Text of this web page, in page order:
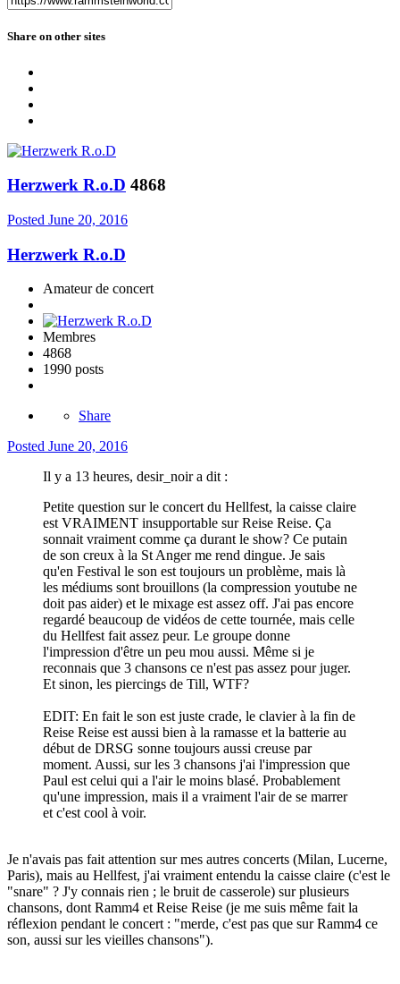
Share on other sites
Herzwerk R.o.D 4868
Posted June 20, 2016
Herzwerk R.o.D
Amateur de concert
Membres
4868
1990 posts
Share
Posted June 20, 2016
Il y a 13 heures, desir_noir a dit :
Petite question sur le concert du Hellfest, la caisse claire
est VRAIMENT insupportable sur Reise Reise. Ça
sonnait vraiment comme ça durant le show? Ce putain
de son creux à la St Anger me rend dingue. Je sais
qu'en Festival le son est toujours un problème, mais là
les médiums sont brouillons (la compression youtube ne
doit pas aider) et le mixage est assez off. J'ai pas encore
regardé beaucoup de vidéos de cette tournée, mais celle
du Hellfest fait assez peur. Le groupe donne
l'impression d'être un peu mou aussi. Même si je
reconnais que 3 chansons ce n'est pas assez pour juger.
Et sinon, les piercings de Till, WTF?
EDIT: En fait le son est juste crade, le clavier à la fin de
Reise Reise est aussi bien à la ramasse et la batterie au
début de DRSG sonne toujours aussi creuse par
moment. Aussi, sur les 3 chansons j'ai l'impression que
Paul est celui qui a l'air le moins blasé. Probablement
qu'une impression, mais il a vraiment l'air de se marrer
et c'est cool à voir.
Je n'avais pas fait attention sur mes autres concerts (Milan, Lucerne,
Paris), mais au Hellfest, j'ai vraiment entendu la caisse claire (c'est le
"snare" ? J'y connais rien ; le bruit de casserole) sur plusieurs
chansons, dont Ramm4 et Reise Reise (je me suis même fait la
réflexion pendant le concert : "merde, c'est pas que sur Ramm4 ce
son, aussi sur les vieilles chansons").